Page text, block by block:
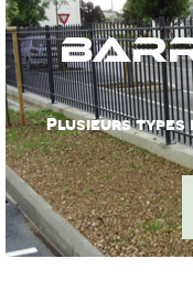
Plusieurs types